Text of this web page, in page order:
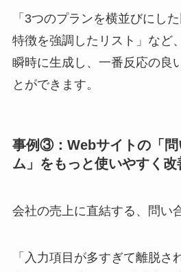
「3つのプランを横並びにし
特徴を強調したリスト」など
瞬時に生成し、一番反応の良
とができます。
事例③：Webサイトの「問
ム」をもっと使いやすく改
会社の売上に直結する、問い
「入力項目が多すぎて離脱